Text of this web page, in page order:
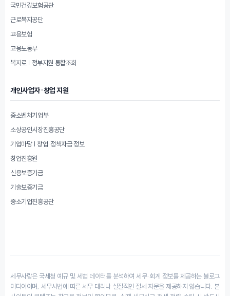
국민건강보험공단
근로복지공단
고용보험
고용노동부
복지로 | 정부지원 통합조회
개인사업자·창업 지원
중소벤처기업부
소상공인시장진흥공단
기업마당 | 창업·정책자금 정보
창업진흥원
신용보증기금
기술보증기금
중소기업진흥공단
세무사랑은 국세청 예규 및 세법 데이터를 분석하여 세무·회계 정보를 제공하는 블로그
미디어이며, 세무사법에 따른 세무 대리나 실질적인 절세 자문을 제공하지 않습니다. 본